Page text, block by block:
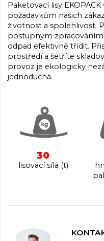
Paketovací lisy
požadavkům našich
životnost a spolehlivost.
postupným
odpad efektivně třídit.
prostředí a šetříte
provoz je ekologicky
jednoduchá.
30
lisovací síla (t)